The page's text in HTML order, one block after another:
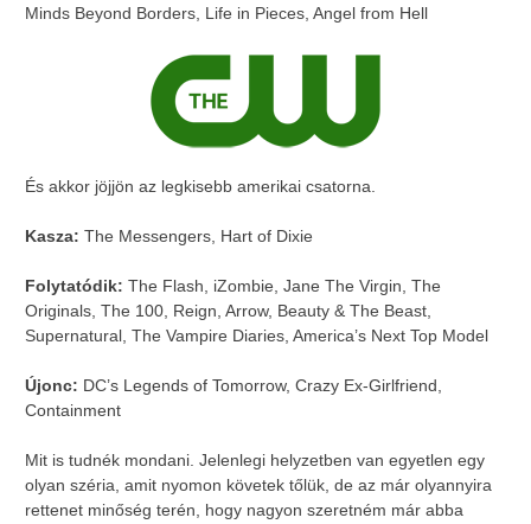
Minds Beyond Borders, Life in Pieces, Angel from Hell
És akkor jöjjön az legkisebb amerikai csatorna.
Kasza: The Messengers, Hart of Dixie
Folytatódik: The Flash, iZombie, Jane The Virgin, The
Originals, The 100, Reign, Arrow, Beauty & The Beast,
Supernatural, The Vampire Diaries, America’s Next Top Model
Újonc: DC’s Legends of Tomorrow, Crazy Ex-Girlfriend,
Containment
Mit is tudnék mondani. Jelenlegi helyzetben van egyetlen egy
olyan széria, amit nyomon követek tőlük, de az már olyannyira
rettenet minőség terén, hogy nagyon szeretném már abba